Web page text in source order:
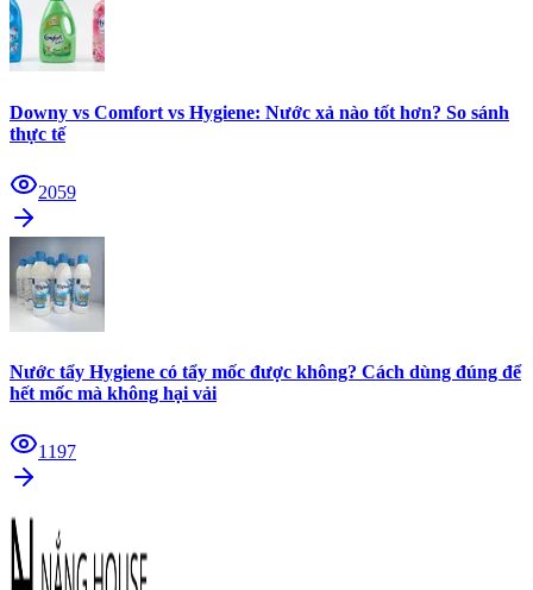
Downy vs Comfort vs Hygiene: Nước xả nào tốt hơn? So sánh
thực tế
2059
Nước tẩy Hygiene có tẩy mốc được không? Cách dùng đúng để
hết mốc mà không hại vải
1197